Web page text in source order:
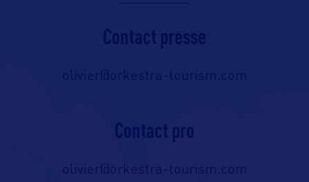
Contact presse
olivier@orkestra-tourism.com
Contact pro
olivier@orkestra-tourism.com